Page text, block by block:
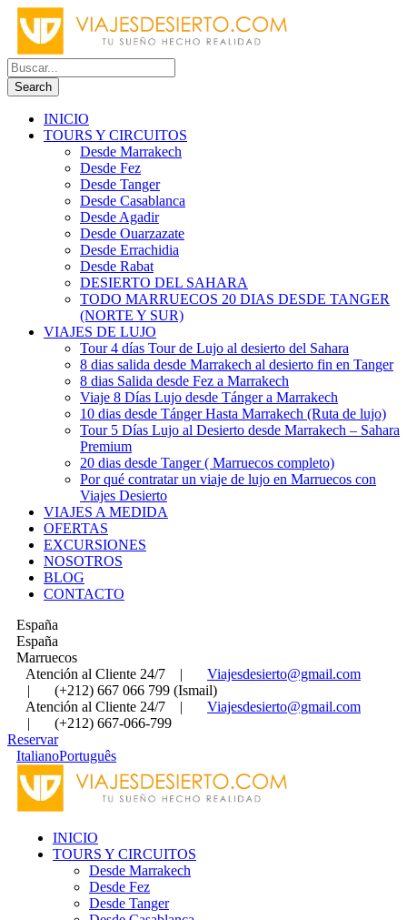
INICIO
TOURS Y CIRCUITOS
Desde Marrakech
Desde Fez
Desde Tanger
Desde Casablanca
Desde Agadir
Desde Ouarzazate
Desde Errachidia
Desde Rabat
DESIERTO DEL SAHARA
TODO MARRUECOS 20 DIAS DESDE TANGER
(NORTE Y SUR)
VIAJES DE LUJO
Tour 4 días Tour de Lujo al desierto del Sahara
8 dias salida desde Marrakech al desierto fin en Tanger
8 dias Salida desde Fez a Marrakech
Viaje 8 Días Lujo desde Tánger a Marrakech
10 dias desde Tánger Hasta Marrakech (Ruta de lujo)
Tour 5 Días Lujo al Desierto desde Marrakech – Sahara
Premium
20 dias desde Tanger ( Marruecos completo)
Por qué contratar un viaje de lujo en Marruecos con
Viajes Desierto
VIAJES A MEDIDA
OFERTAS
EXCURSIONES
NOSOTROS
BLOG
CONTACTO
España
España
Marruecos
Atención al Cliente 24/7
|
Viajesdesierto@gmail.com
|
(+212) 667 066 799 (Ismail)
Atención al Cliente 24/7
|
Viajesdesierto@gmail.com
|
(+212) 667-066-799
Reservar
ItalianoPortuguês
INICIO
TOURS Y CIRCUITOS
Desde Marrakech
Desde Fez
Desde Tanger